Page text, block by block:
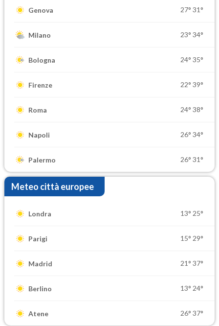
Genova 27° 31°
Milano 23° 34°
Bologna 24° 35°
Firenze 22° 39°
Roma 24° 38°
Napoli 26° 34°
Palermo 26° 31°
Meteo città europee
Londra 13° 25°
Parigi 15° 29°
Madrid 21° 37°
Berlino 13° 24°
Atene 26° 37°